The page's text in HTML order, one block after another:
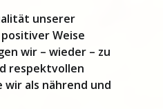
unserer
Weise
wir – wieder – zu
respektvollen
als nährend und